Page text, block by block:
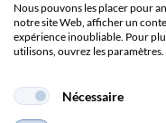
Brands
Protection des données
Nous pouvons les placer pour
notre site Web, afficher un
expérience inoubliable. Pour
utilisons, ouvrez les paramètres.
Nécessaire